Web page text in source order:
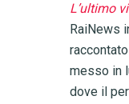
L’ultimo
RaiNews
messo in
dove il